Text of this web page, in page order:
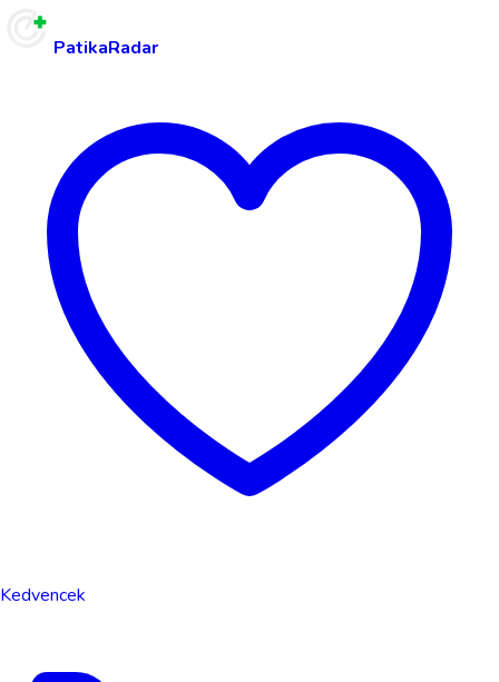
PatikaRadar
Kedvencek